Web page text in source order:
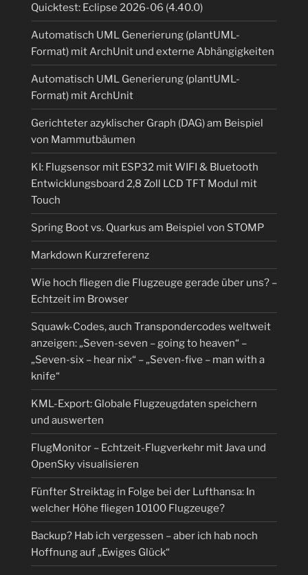
Quicktest: Eclipse 2026-06 (4.40.0)
Automatisch UML Generierung (plantUML-
Format) mit ArchUnit und externe Abhängigkeiten
Automatisch UML Generierung (plantUML-
Format) mit ArchUnit
Gerichteter azyklischer Graph (DAG) am Beispiel
von Mammutbäumen
KI: Flugsensor mit ESP32 mit WIFI & Bluetooth
Entwicklungsboard 2,8 Zoll LCD TFT Modul mit
Touch
Spring Boot vs. Quarkus am Beispiel von STOMP
Markdown Kurzreferenz
Wie hoch fliegen die Flugzeuge gerade über uns? –
Echtzeit im Browser
Squawk-Codes, auch Transpondercodes weltweit
anzeigen: „Seven-seven – going to heaven“ –
„Seven-six – hear nix“ – „Seven-five – man with a
knife“
KML-Export: Globale Flugzeugdaten speichern
und auswerten
FlugMonitor – Echtzeit-Flugverkehr mit Java und
OpenSky visualisieren
Fünfter Streiktag in Folge bei der Lufthansa: In
welcher Höhe fliegen 10100 Flugzeuge?
Backup? Hab ich vergessen – aber ich hab noch
Hoffnung auf „Ewiges Glück“